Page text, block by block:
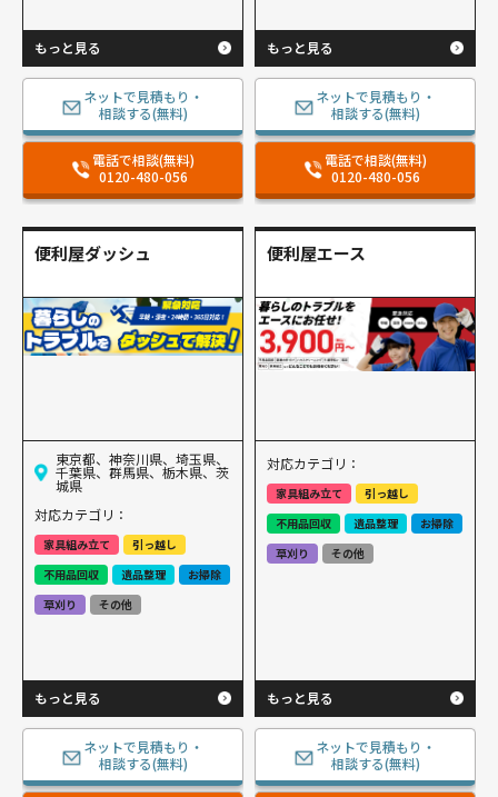
もっと見る
ネットで見積もり・
相談する(無料)
電話で相談(無料)
0120-480-056
もっと見る
ネットで見積もり・
相談する(無料)
電話で相談(無料)
0120-480-056
便利屋ダッシュ
東京都、神奈川県、埼玉県、
千葉県、群馬県、栃木県、茨
城県
対応カテゴリ：
家具組み立て
引っ越し
不用品回収
遺品整理
お掃除
草刈り
その他
もっと見る
ネットで見積もり・
相談する(無料)
便利屋エース
対応カテゴリ：
家具組み立て
引っ越し
不用品回収
遺品整理
お掃除
草刈り
その他
もっと見る
ネットで見積もり・
相談する(無料)